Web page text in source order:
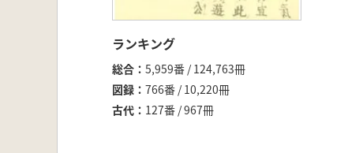
ランキング
総合
5,959番 / 124,763冊
図録
766番 / 10,220冊
古代
127番 / 967冊